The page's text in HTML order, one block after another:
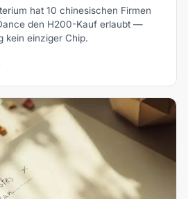
hat 10 chinesischen Firmen
den H200-Kauf erlaubt —
kein einziger Chip.